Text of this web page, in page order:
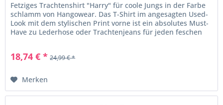
Fetziges Trachtenshirt "Harry" für coole Jungs in der Farbe
schlamm von Hangowear. Das T-Shirt im angesagten Used-
Look mit dem stylischen Print vorne ist ein absolutes Must-
Have zu Lederhose oder Trachtenjeans für jeden feschen
18,74 € * 24,99 € *
Merken